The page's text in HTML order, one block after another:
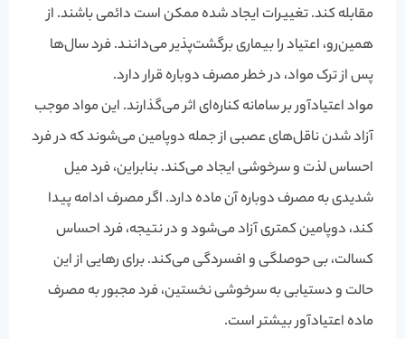
مقابله کند. تغییرات ایجاد شده ممکن است دائمی باشند. از
همین‌رو، اعتیاد را بیماری برگشت‌پذیر می‌دانند. فرد سال‌ها
پس از ترک مواد، در خطر مصرف دوباره قرار دارد.
مواد اعتیادآور بر سامانه کناره‌ای اثر می‌گذارند. این مواد موجب
آزاد شدن ناقل‌های عصبی از جمله دوپامین می‌شوند که در فرد
احساس لذت و سرخوشی ایجاد می‌کند. بنابراین، فرد میل
شدیدی به مصرف دوباره آن ماده دارد. اگر مصرف ادامه پیدا
کند، دوپامین کمتری آزاد می‌شود و در نتیجه، فرد احساس
کسالت، بی حوصلگی و افسردگی می‌کند. برای رهایی از این
حالت و دستیابی به سرخوشی نخستین، فرد مجبور به مصرف
ماده اعتیادآور بیشتر است.